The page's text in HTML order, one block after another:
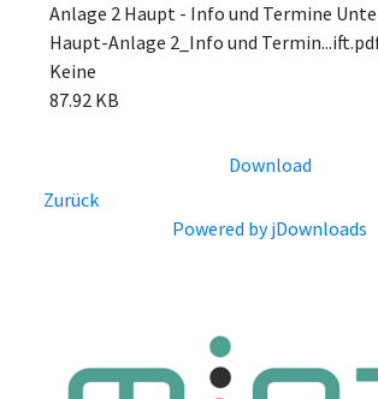
Anlage 2 Haupt - Info und Termine
Haupt-Anlage 2_Info und
Keine
87.92 KB
Download
Zurück
Powered by jDownloads